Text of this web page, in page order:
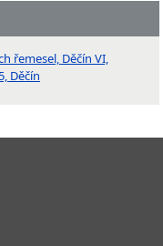
řemesel, Děčín VI,
Děčín